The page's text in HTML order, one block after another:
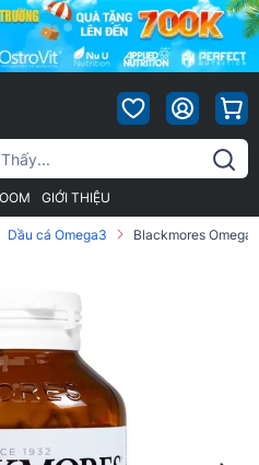
GIỚI THIỆU
Dầu cá Omega3 Blackmores